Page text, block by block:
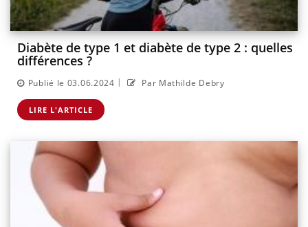
Diabète de type 1 et diabète de type 2 : quelles
différences ?
Publié le 03.06.2024 | Par Mathilde Debry
LIRE L'ARTICLE